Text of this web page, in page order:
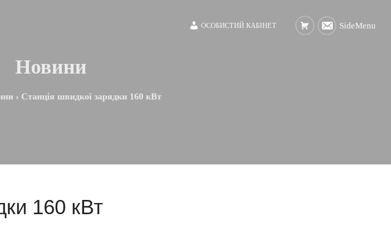
ОСОБИСТИЙ КАБІНЕТ SideMenu
Новини
› Станція швидкої зарядки 160 кВт
160 кВт